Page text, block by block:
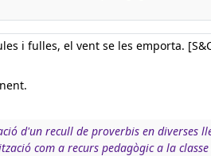
i fulles, el vent se les emporta.
d'un recull de proverbis en diverses
com a recurs pedagògic a la